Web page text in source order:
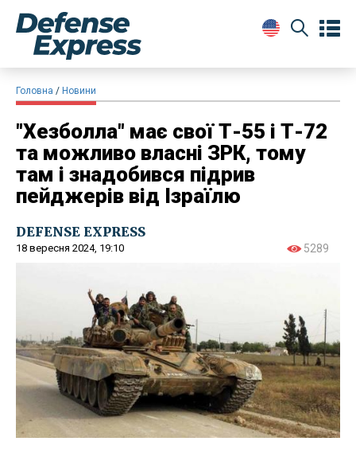
Головна Новини
"Хезболла" має свої Т-55 і Т-72
та можливо власні ЗРК, тому
там і знадобився підрив
пейджерів від Ізраїлю
DEFENSE EXPRESS
18 вересня 2024, 19:10 5289